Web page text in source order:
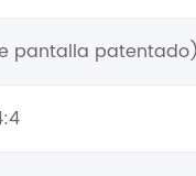
pantalla